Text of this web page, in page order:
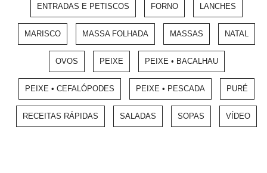
ENTRADAS E PETISCOS FORNO LANCHES
MARISCO MASSA FOLHADA MASSAS NATAL
OVOS PEIXE PEIXE • BACALHAU
PEIXE • CEFALÓPODES PEIXE • PESCADA PURÉ
RECEITAS RÁPIDAS SALADAS SOPAS VÍDEO